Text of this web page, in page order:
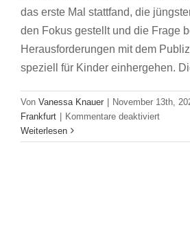
das erste Mal stattfand, die
den Fokus gestellt und die Frage
Herausforderungen mit dem
speziell für Kinder einhergehen.
Von Vanessa Knauer | November 13th,
Frankfurt | Kommentare deaktiviertfür
in
Weiterlesen